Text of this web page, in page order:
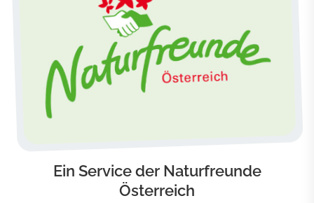
Ein Service der Naturfreunde
Österreich